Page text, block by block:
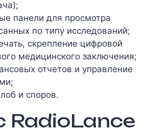
панели для просмотра
по типу исследований;
скрепление цифровой
медицинского заключения;
отчетов и управление
и споров.
RadioLance